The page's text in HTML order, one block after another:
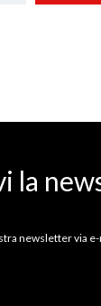
la
newsletter via e-